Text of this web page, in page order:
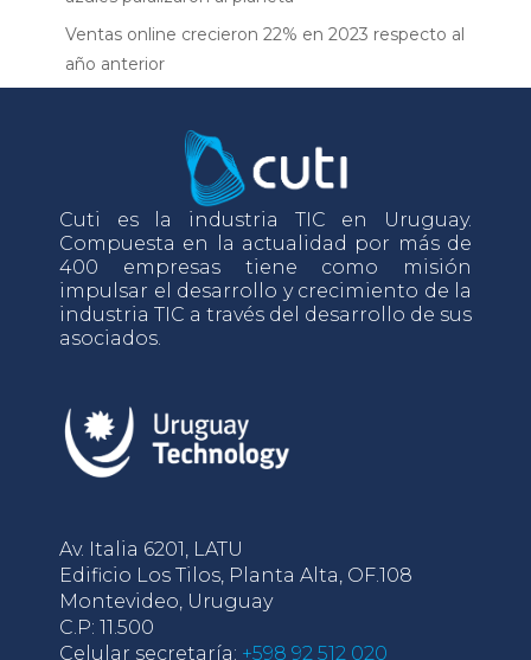
Ventas online crecieron 22% en 2023 respecto al
año anterior
Cuti es la industria TIC en Uruguay.
Compuesta en la actualidad por más de
400 empresas tiene como misión
impulsar el desarrollo y crecimiento de la
industria TIC a través del desarrollo de sus
asociados.
Av. Italia 6201, LATU
Edificio Los Tilos, Planta Alta, OF.108
Montevideo, Uruguay
C.P: 11.500
Celular secretaría: +598 92 512 020